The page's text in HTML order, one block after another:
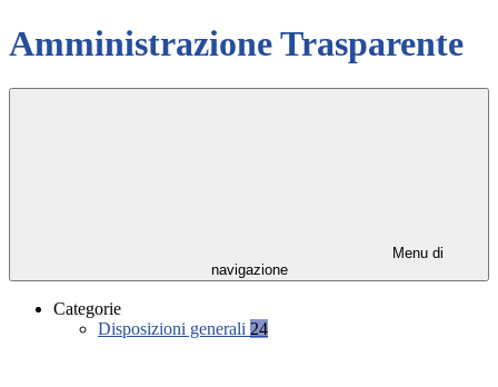
Amministrazione Trasparente
Menu di
navigazione
Categorie
Disposizioni generali 24